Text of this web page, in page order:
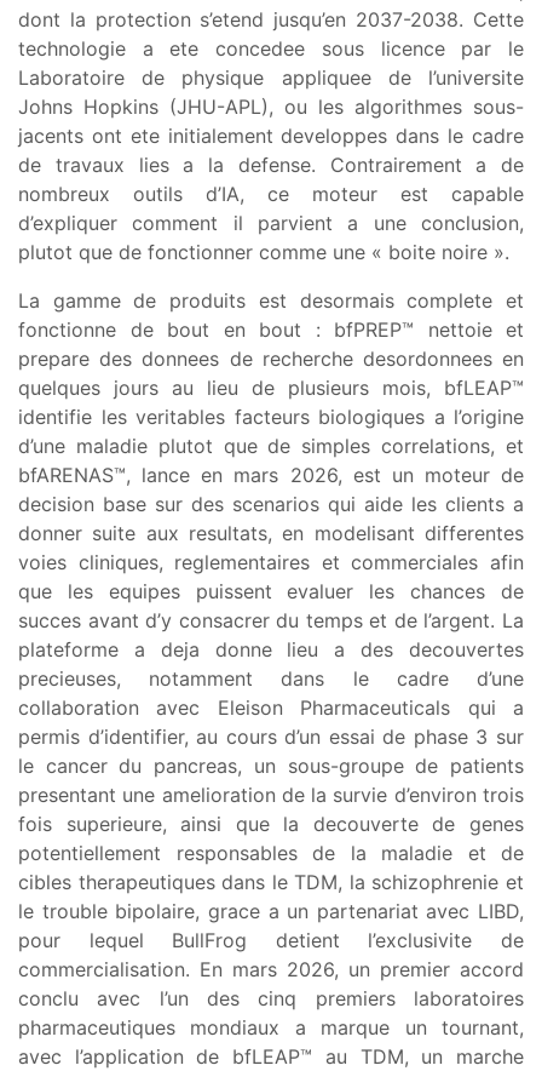
dont la protection s’etend jusqu’en 2037-2038. Cette
technologie a ete concedee sous licence par le
Laboratoire de physique appliquee de l’universite
Johns Hopkins (JHU-APL), ou les algorithmes sous-
jacents ont ete initialement developpes dans le cadre
de travaux lies a la defense. Contrairement a de
nombreux outils d’IA, ce moteur est capable
d’expliquer comment il parvient a une conclusion,
plutot que de fonctionner comme une « boite noire ».
La gamme de produits est desormais complete et
fonctionne de bout en bout : bfPREP™ nettoie et
prepare des donnees de recherche desordonnees en
quelques jours au lieu de plusieurs mois, bfLEAP™
identifie les veritables facteurs biologiques a l’origine
d’une maladie plutot que de simples correlations, et
bfARENAS™, lance en mars 2026, est un moteur de
decision base sur des scenarios qui aide les clients a
donner suite aux resultats, en modelisant differentes
voies cliniques, reglementaires et commerciales afin
que les equipes puissent evaluer les chances de
succes avant d’y consacrer du temps et de l’argent. La
plateforme a deja donne lieu a des decouvertes
precieuses, notamment dans le cadre d’une
collaboration avec Eleison Pharmaceuticals qui a
permis d’identifier, au cours d’un essai de phase 3 sur
le cancer du pancreas, un sous-groupe de patients
presentant une amelioration de la survie d’environ trois
fois superieure, ainsi que la decouverte de genes
potentiellement responsables de la maladie et de
cibles therapeutiques dans le TDM, la schizophrenie et
le trouble bipolaire, grace a un partenariat avec LIBD,
pour lequel BullFrog detient l’exclusivite de
commercialisation. En mars 2026, un premier accord
conclu avec l’un des cinq premiers laboratoires
pharmaceutiques mondiaux a marque un tournant,
avec l’application de bfLEAP™ au TDM, un marche